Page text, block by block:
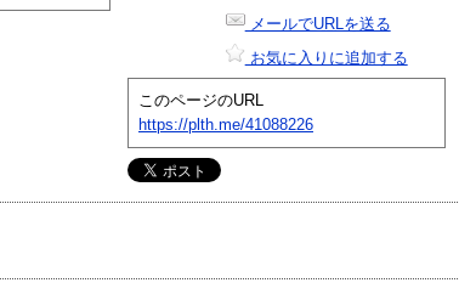
メールでURLを送る
お気に入りに追加する
このページのURL
https://plth.me/41088226